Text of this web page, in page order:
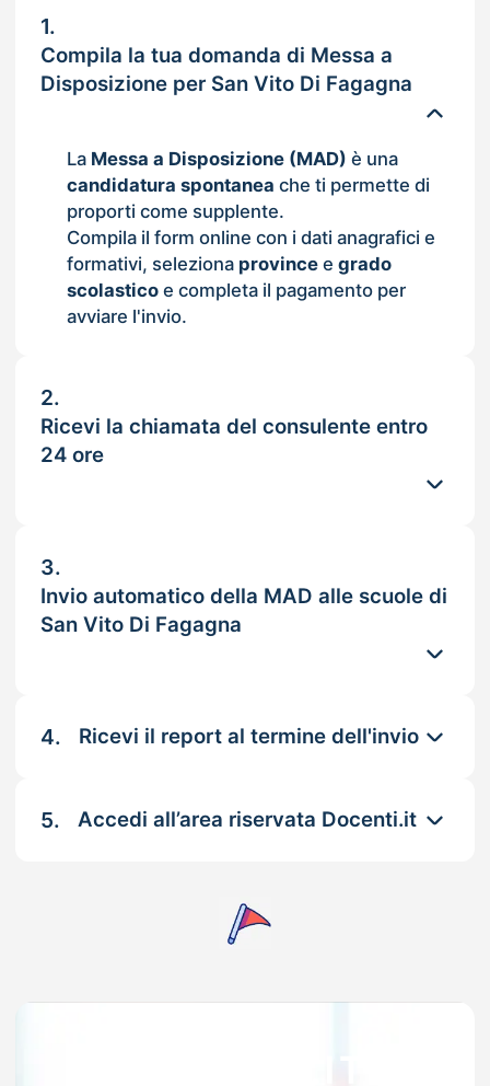
1.
Compila la tua domanda di Messa a
Disposizione per San Vito Di Fagagna
La Messa a Disposizione (MAD) è una
candidatura spontanea che ti permette di
proporti come supplente.
Compila il form online con i dati anagrafici e
formativi, seleziona provincee grado
scolasticoe completa il pagamento per
avviare l'invio.
2.
Ricevi la chiamata del consulente entro
24 ore
3.
Invio automatico della MAD alle scuole di
San Vito Di Fagagna
4. Ricevi il report al termine dell'invio
5. Accedi all’area riservata Docenti.it